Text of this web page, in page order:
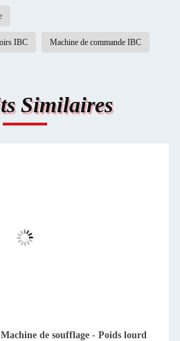
IBC Machine de commande IBC
Similaires
de soufflage - Poids lourd